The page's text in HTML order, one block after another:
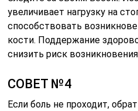
увеличивает нагрузку на
способствовать
кости. Поддержание
снизить риск
СОВЕТ №4
Если боль не проходит,